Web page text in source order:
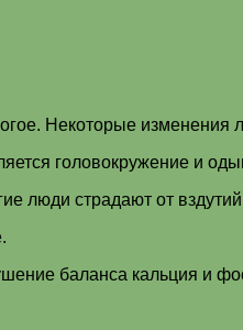
Некоторые изменения
головокружение и
люди страдают от
баланса кальция и